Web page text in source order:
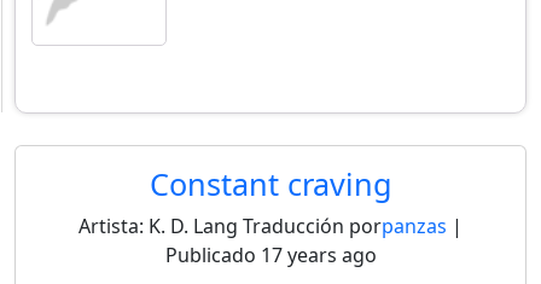
Constant craving
Artista: K. D. Lang Traducción porpanzas |
Publicado 17 years ago